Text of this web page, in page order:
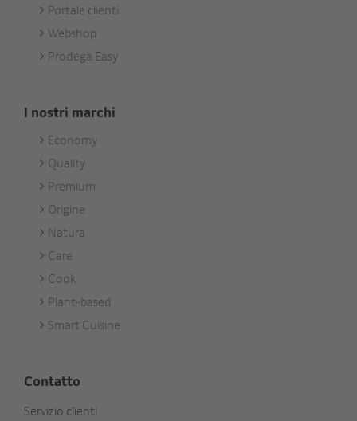
Portale clienti
Webshop
Prodega Easy
I nostri marchi
Footer
Unsere
Marken
Economy
Quality
Premium
Origine
Natura
Care
Cook
Plant-based
Smart Cuisine
Contatto
Servizio clienti